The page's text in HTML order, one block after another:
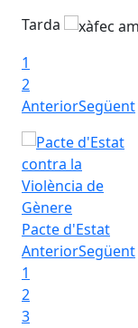
Tarda
1
2
AnteriorSegüent
Pacte d'Estat
AnteriorSegüent
1
2
3